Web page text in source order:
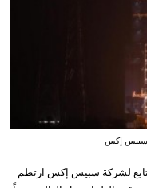
أن جزءاً ضخماً تائهاً من صاروخ فالكون 9 تابع لشركة سبيس إكس ارتطم